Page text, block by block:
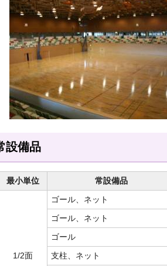
設備品
最小単位
常設備品
1/2面
ゴール、ネット
ゴール、ネット
ゴール
支柱、ネット